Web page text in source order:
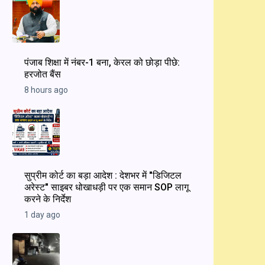
पंजाब शिक्षा में नंबर-1 बना, केरल को छोड़ा पीछे:
हरजोत बैंस
8 hours ago
सुप्रीम कोर्ट का बड़ा आदेश : देशभर में "डिजिटल
अरेस्ट" साइबर धोखाधड़ी पर एक समान SOP लागू
करने के निर्देश
1 day ago